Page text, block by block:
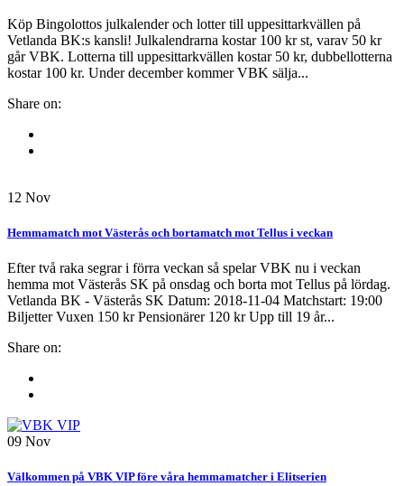
Köp Bingolottos julkalender och lotter till uppesittarkvällen på
Vetlanda BK:s kansli! Julkalendrarna kostar 100 kr st, varav 50 kr
går VBK. Lotterna till uppesittarkvällen kostar 50 kr, dubbellotterna
kostar 100 kr. Under december kommer VBK sälja...
Share on:
12 Nov
Hemmamatch mot Västerås och bortamatch mot Tellus i veckan
Efter två raka segrar i förra veckan så spelar VBK nu i veckan
hemma mot Västerås SK på onsdag och borta mot Tellus på lördag.
Vetlanda BK - Västerås SK Datum: 2018-11-04 Matchstart: 19:00
Biljetter Vuxen 150 kr Pensionärer 120 kr Upp till 19 år...
Share on:
09 Nov
Välkommen på VBK VIP före våra hemmamatcher i Elitserien